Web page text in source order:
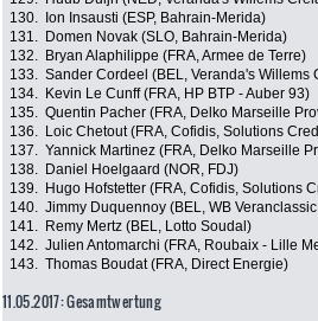
130.
Ion Insausti (ESP, Bahrain-Merida)
131.
Domen Novak (SLO, Bahrain-Merida)
132.
Bryan Alaphilippe (FRA, Armee de Terre)
133. Sander Cordeel (BEL, Veranda's Willems
134.
Kevin Le Cunff (FRA, HP BTP - Auber 93)
135. Quentin Pacher (FRA, Delko Marseille
136.
Loic Chetout (FRA, Cofidis, Solutions
137. Yannick Martinez (FRA, Delko Marseille
138.
Daniel Hoelgaard (NOR, FDJ)
139.
Hugo Hofstetter (FRA, Cofidis, Solutions
140. Jimmy Duquennoy (BEL, WB
141.
Remy Mertz (BEL, Lotto Soudal)
142. Julien Antomarchi (FRA, Roubaix - Lille
143. Thomas Boudat (FRA, Direct Energie)
11.05.2017: Gesamtwertung